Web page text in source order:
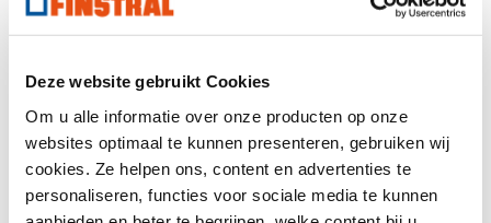
Deze website gebruikt Cookies
Om u alle informatie over onze producten op onze
websites optimaal te kunnen presenteren, gebruiken wij
cookies. Ze helpen ons, content en advertenties te
personaliseren, functies voor sociale media te kunnen
npd- no performance determined (geen prestatie
vastgesteld)
FIN-Project Classic-line 78/88
Aluminium-Aluminium
Productbladen downloaden
Bestektekst aanvragen